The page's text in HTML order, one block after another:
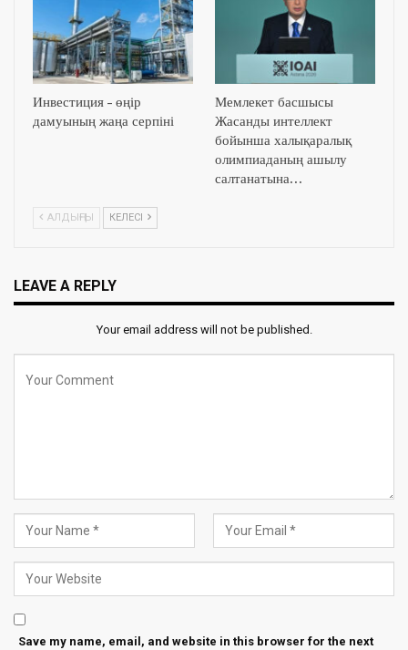
Инвестиция – өңір
дамуының жаңа серпіні
Мемлекет басшысы
Жасанды интеллект
бойынша халықаралық
олимпиаданың ашылу
салтанатына…
АЛДЫҢҒЫ КЕЛЕСІ
LEAVE A REPLY
Your email address will not be published.
Save my name, email, and website in this browser for the next